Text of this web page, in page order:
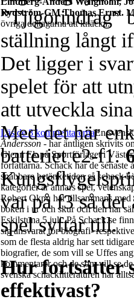
Rydström-GM Thomas Ernst.
övriga deltagarna att knäcka.
Läs de 8 kommentarernaEn
Andersson - har äntligen skrivits
Glenn Ek på Sportförlaget i
författarna. Schack har de senaste
snabbare betänketiden så schack
kategorier är annars spel,
Robert Okpu har tillsammans
boken i ur och skur och den har
Eskilstuna 5 juli. På Schack.se
sig ansvarat för biografi-
som de flesta aldrig har sett
biografier, de som vill se Uffes
kommentarer och de som vill se
svenska schacklitteraturen har
”Tjigorindrag”
ställning långt
Det ligger i
spelet för att
att utveckla
Med det här
batteriet e2-f1.
var på f3 så
spel syftar till.
Hur fortsätter
effektivast?